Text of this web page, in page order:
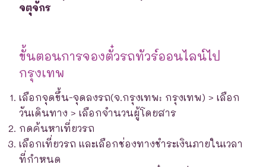
จตุจักร
ขั้นตอนการจองตั๋วรถทัวร์ออนไลน์ไป
กรุงเทพ
เลือกจุดขึ้น-จุดลงรถ(จ.กรุงเทพ: กรุงเทพ) > เลือก
วันเดินทาง > เลือกจำนวนผู้โดยสาร
กดค้นหาเที่ยวรถ
เลือกเที่ยวรถ และเลือกช่องทางชำระเงินภายในเวลา
ที่กำหนด